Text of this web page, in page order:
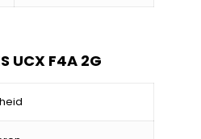
UCX F4A 2G